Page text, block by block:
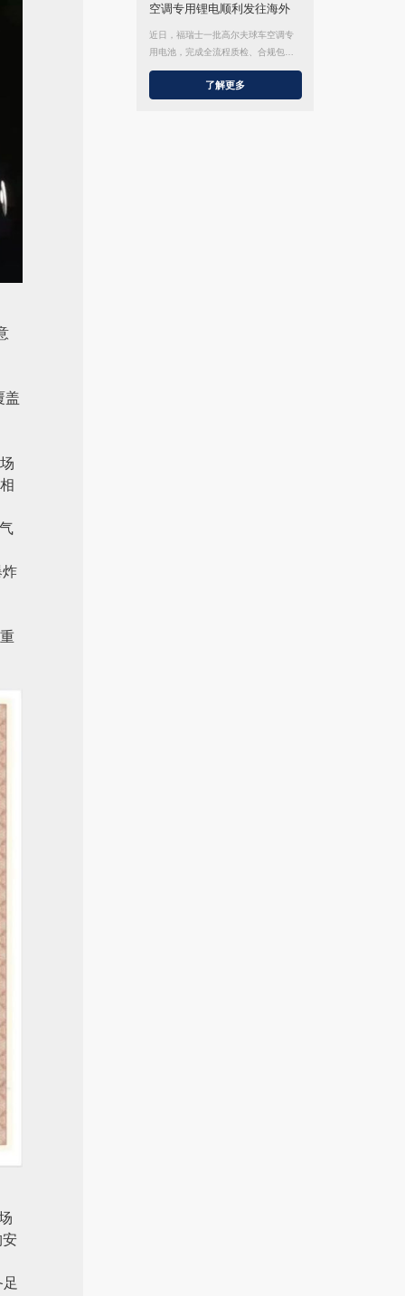
盖
标准化参访...
空调专用锂电顺利发往海外
近日，福瑞士一批高尔夫球车空调专
用电池，完成全流程质检、合规包装
与出货流程，正式启运发往海外。 依
托完善的出口资质认证和稳定的交付
了解更多